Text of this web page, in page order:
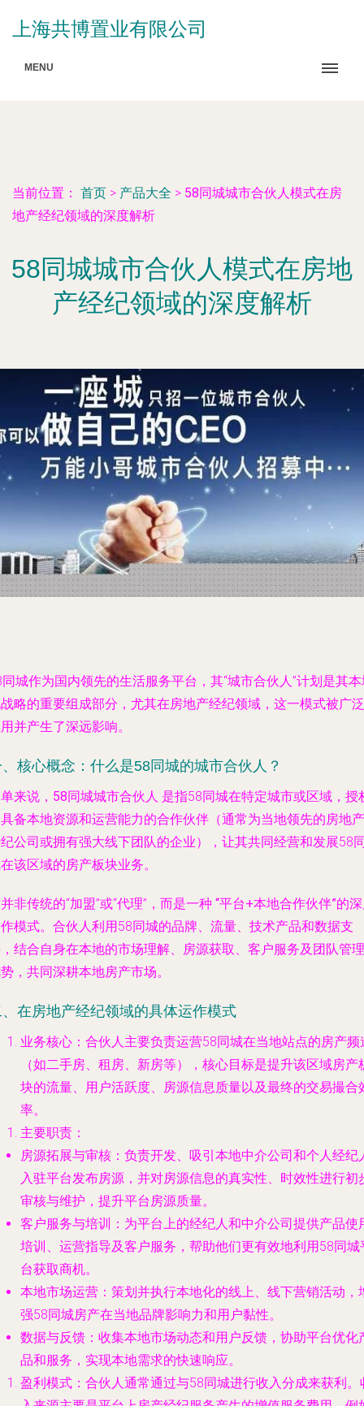
上海共博置业有限公司
MENU
当前位置： 首页 > 产品大全 > 58同城城市合伙人模式在房
地产经纪领域的深度解析
58同城城市合伙人模式在房地
产经纪领域的深度解析
城作为国内领先的生活服务平台，其“城市合伙人”计划是其
略的重要组成部分，尤其在房地产经纪领域，这一模式被广泛
并产生了深远影响。
核心概念：什么是58同城的城市合伙人？
来说， 58同城城市合伙人 是指58同城在特定城市或区域，授
备本地资源和运营能力的合作伙伴（通常为当地领先的房地产
公司或拥有强大线下团队的企业），让其共同经营和发展58
该区域的房产板块业务。
非传统的“加盟”或“代理”，而是一种 “平台+本地合作伙伴”的
模式。合伙人利用58同城的品牌、流量、技术产品和数据支
结合自身在本地的市场理解、房源获取、客户服务及团队管理
，共同深耕本地房产市场。
在房地产经纪领域的具体运作模式
业务核心 ：合伙人主要负责运营58同城在当地站点的房产频
（如二手房、租房、新房等），核心目标是提升该区域房产
块的流量、用户活跃度、房源信息质量以及最终的交易撮合
率。
主要职责 ：
房源拓展与审核 ：负责开发、吸引本地中介公司和个人经纪
入驻平台发布房源，并对房源信息的真实性、时效性进行初
审核与维护，提升平台房源质量。
客户服务与培训
：为平台上的经纪人和中介公司提供产品使
培训、运营指导及客户服务，帮助他们更有效地利用58同城
台获取商机。
本地市场运营 ：策划并执行本地化的线上、线下营销活动，
强58同城房产在当地品牌影响力和用户黏性。
数据与反馈 ：收集本地市场动态和用户反馈，协助平台优化
品和服务，实现本地需求的快速响应。
盈利模式 ：合伙人通常通过与58同城进行收入分成来获利。